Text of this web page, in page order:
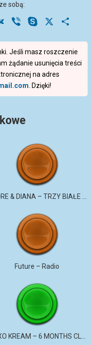
sobą:
VK Viber Skype
Jeśli masz roszczenie
żądanie usunięcia treści
na adres
. Dzięki!
Future – Radio